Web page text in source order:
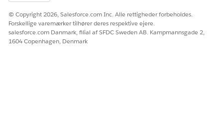
© Copyright 2026, Salesforce.com Inc. Alle rettigheder forbeholdes.
Forskellige varemærker tilhører deres respektive ejere.
salesforce.com Danmark, filial af SFDC Sweden AB. Kampmannsgade 2,
1604 Copenhagen, Denmark